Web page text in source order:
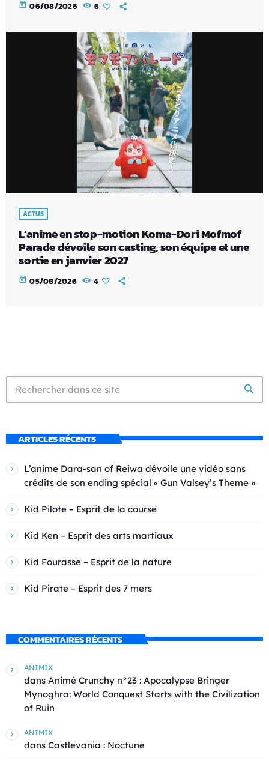
today 06/08/2026 6
ACTUS
L’anime en stop-motion Koma-Dori Mofmof
Parade dévoile son casting, son équipe et une
sortie en janvier 2027
today 05/08/2026 4
search
ARTICLES RÉCENTS
L’anime Dara-san of Reiwa dévoile une vidéo sans
crédits de son ending spécial « Gun Valsey’s Theme »
Kid Pilote – Esprit de la course
Kid Ken – Esprit des arts martiaux
Kid Fourasse – Esprit de la nature
Kid Pirate – Esprit des 7 mers
COMMENTAIRES RÉCENTS
ANIMIX
dans Animé Crunchy n°23 : Apocalypse Bringer
Mynoghra: World Conquest Starts with the Civilization
of Ruin
ANIMIX
dans Castlevania : Noctune